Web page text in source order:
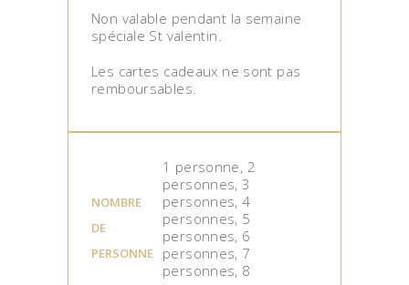
Non valable pendant la semaine
spéciale St valentin.
Les cartes cadeaux ne sont pas
remboursables.
NOMBRE
DE
PERSONNE
1 personne, 2
personnes, 3
personnes, 4
personnes, 5
personnes, 6
personnes, 7
personnes, 8